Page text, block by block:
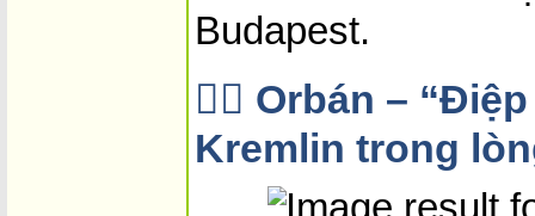
Budapest.
🕵️‍♂️ Orbán –
Kremlin trong